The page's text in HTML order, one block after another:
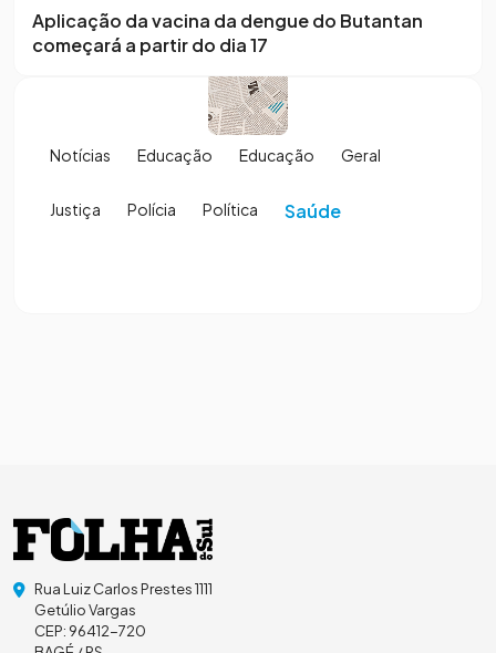
Aplicação da vacina da dengue do Butantan
começará a partir do dia 17
Notícias Educação Educação Geral
Justiça Polícia Política Saúde
Rua Luiz Carlos Prestes 1111
Getúlio Vargas
CEP: 96412-720